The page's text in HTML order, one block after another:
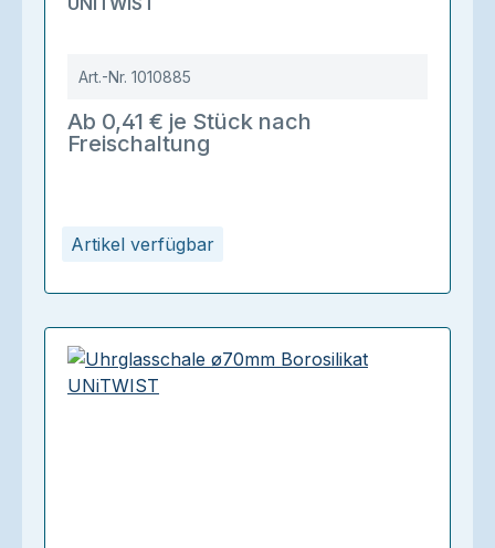
Artikel verfügbar
Art.-Nr. 1010885
Ab 0,41 € je Stück nach
Freischaltung